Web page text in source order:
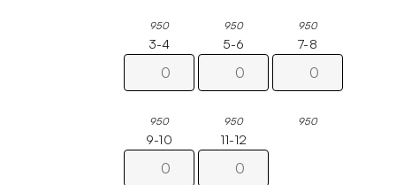
950 950 950
3-4
950
5-6
950
7-8
950
9-10 11-12